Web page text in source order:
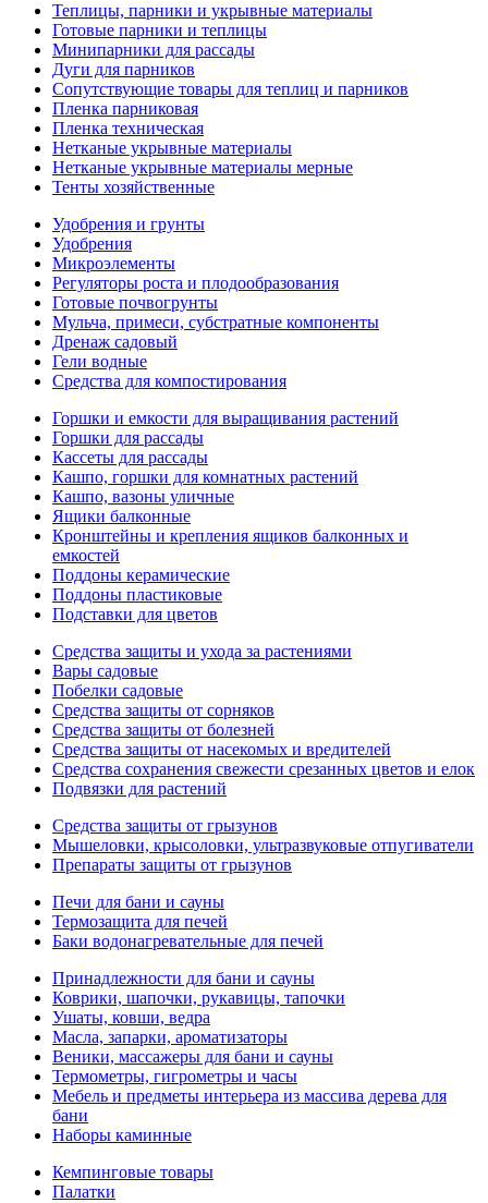
Теплицы, парники и укрывные материалы
Готовые парники и теплицы
Минипарники для рассады
Дуги для парников
Сопутствующие товары для теплиц и парников
Пленка парниковая
Пленка техническая
Нетканые укрывные материалы
Нетканые укрывные материалы мерные
Тенты хозяйственные
Удобрения и грунты
Удобрения
Микроэлементы
Регуляторы роста и плодообразования
Готовые почвогрунты
Мульча, примеси, субстратные компоненты
Дренаж садовый
Гели водные
Средства для компостирования
Горшки и емкости для выращивания растений
Горшки для рассады
Кассеты для рассады
Кашпо, горшки для комнатных растений
Кашпо, вазоны уличные
Ящики балконные
Кронштейны и крепления ящиков балконных и
емкостей
Поддоны керамические
Поддоны пластиковые
Подставки для цветов
Средства защиты и ухода за растениями
Вары садовые
Побелки садовые
Средства защиты от сорняков
Средства защиты от болезней
Средства защиты от насекомых и вредителей
Средства сохранения свежести срезанных цветов и елок
Подвязки для растений
Средства защиты от грызунов
Мышеловки, крысоловки, ультразвуковые отпугиватели
Препараты защиты от грызунов
Печи для бани и сауны
Термозащита для печей
Баки водонагревательные для печей
Принадлежности для бани и сауны
Коврики, шапочки, рукавицы, тапочки
Ушаты, ковши, ведра
Масла, запарки, ароматизаторы
Веники, массажеры для бани и сауны
Термометры, гигрометры и часы
Мебель и предметы интерьера из массива дерева для
бани
Наборы каминные
Кемпинговые товары
Палатки